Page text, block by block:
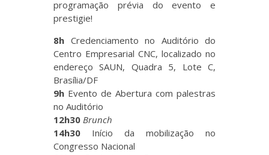
programação prévia do evento e
prestigie!
8h Credenciamento no Auditório do
Centro Empresarial CNC, localizado no
endereço SAUN, Quadra 5, Lote C,
Brasília/DF
9h Evento de Abertura com palestras
no Auditório
12h30 Brunch
14h30 Início da mobilização no
Congresso Nacional